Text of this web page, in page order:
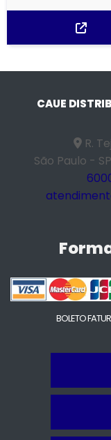
CAUE
R.
São Paulo -
BOLETO